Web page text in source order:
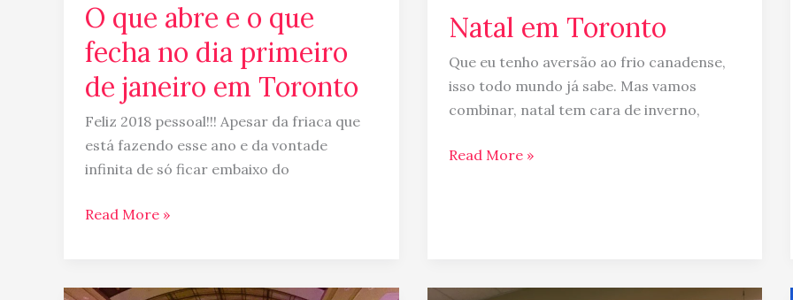
O que abre e o que
fecha no dia primeiro
de janeiro em Toronto
Feliz 2018 pessoal!!! Apesar da friaca que
está fazendo esse ano e da vontade
infinita de só ficar embaixo do
janeiro
Toronto
Read More »
Natal em Toronto
Que eu tenho aversão ao frio canadense,
isso todo mundo já sabe. Mas vamos
combinar, natal tem cara de inverno,
Read More »